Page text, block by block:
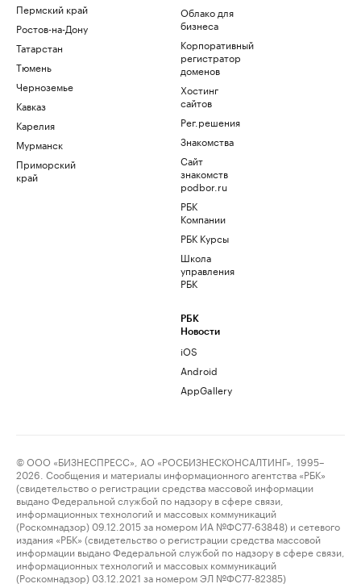
Пермский край
Ростов-на-Дону
Татарстан
Тюмень
Черноземье
Кавказ
Карелия
Мурманск
Приморский
край
Облако для
бизнеса
Корпоративный
регистратор
доменов
Хостинг
сайтов
Рег.решения
Знакомства
Сайт
знакомств
podbor.ru
РБК
Компании
РБК Курсы
Школа
управления
РБК
РБК
Новости
iOS
Android
AppGallery
© ООО «БИЗНЕСПРЕСС», АО «РОСБИЗНЕСКОНСАЛТИНГ», 1995–
2026. Сообщения и материалы информационного агентства «РБК»
(свидетельство о регистрации средства массовой информации
выдано Федеральной службой по надзору в сфере связи,
информационных технологий и массовых коммуникаций
(Роскомнадзор) 09.12.2015 за номером ИА №ФС77-63848) и сетевого
издания «РБК» (свидетельство о регистрации средства массовой
информации выдано Федеральной службой по надзору в сфере связи,
информационных технологий и массовых коммуникаций
(Роскомнадзор) 03.12.2021 за номером ЭЛ №ФС77-82385)